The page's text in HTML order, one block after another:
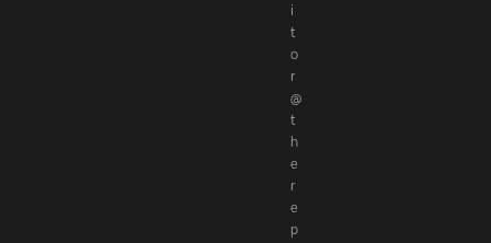
e
d
i
t
o
r
@
t
h
e
r